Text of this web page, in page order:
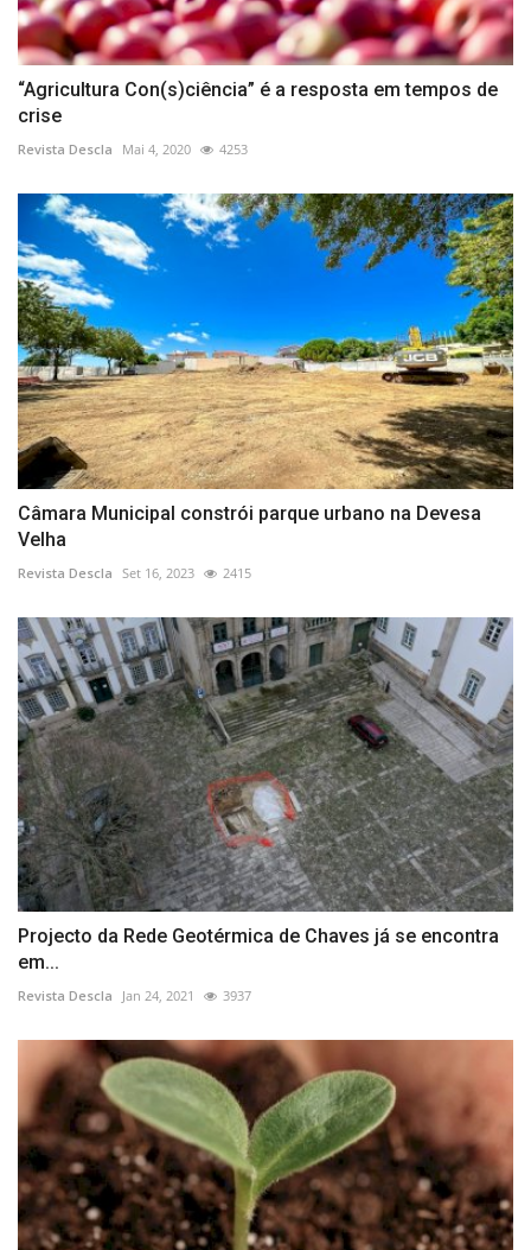
“Agricultura Con(s)ciência” é a resposta em tempos de
crise
Revista Descla Mai 4, 2020 4253
Câmara Municipal constrói parque urbano na Devesa
Velha
Revista Descla Set 16, 2023 2415
Projecto da Rede Geotérmica de Chaves já se encontra
em...
Revista Descla Jan 24, 2021 3937